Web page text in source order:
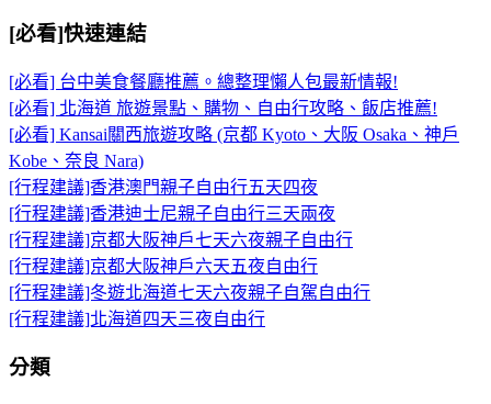
[必看]快速連結
[必看] 台中美食餐廳推薦。總整理懶人包最新情報!
[必看] 北海道 旅遊景點、購物、自由行攻略、飯店推薦!
[必看] Kansai關西旅遊攻略 (京都 Kyoto、大阪 Osaka、神戶
Kobe、奈良 Nara)
[行程建議]香港澳門親子自由行五天四夜
[行程建議]香港迪士尼親子自由行三天兩夜
[行程建議]京都大阪神戶七天六夜親子自由行
[行程建議]京都大阪神戶六天五夜自由行
[行程建議]冬遊北海道七天六夜親子自駕自由行
[行程建議]北海道四天三夜自由行
分類